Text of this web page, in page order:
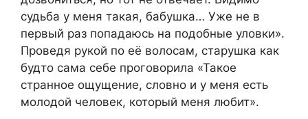
судьба у меня такая, бабушка… Уже не в
первый раз попадаюсь на подобные уловки».
Проведя рукой по её волосам, старушка как
будто сама себе проговорила «Такое
странное ощущение, словно и у меня есть
молодой человек, который меня любит».